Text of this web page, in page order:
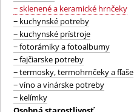
− sklenené a keramické hrnčeky
− kuchynské potreby
− kuchynské prístroje
− fotorámiky a fotoalbumy
− fajčiarske potreby
− termosky, termohrnčeky a fľaše
− víno a vinárske potreby
− kelímky